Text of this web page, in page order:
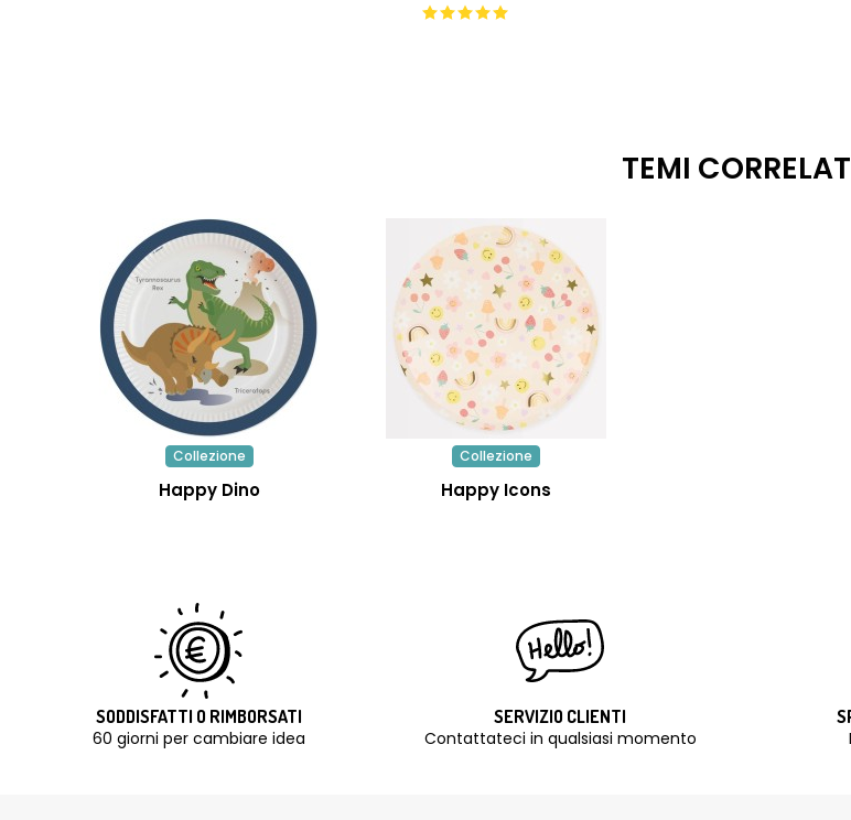
TEMI
Collezione
Happy Dino
Collezione
Happy Icons
SODDISFATTI O RIMBORSATI
60 giorni per cambiare idea
SERVIZIO CLIENTI
Contattateci in qualsiasi momento